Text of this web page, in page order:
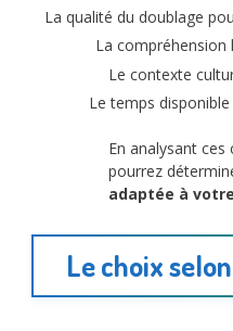
La qualité du doublage
La compréhension
Le contexte
Le temps
En analysant ces
pourrez
adaptée à
Le choix